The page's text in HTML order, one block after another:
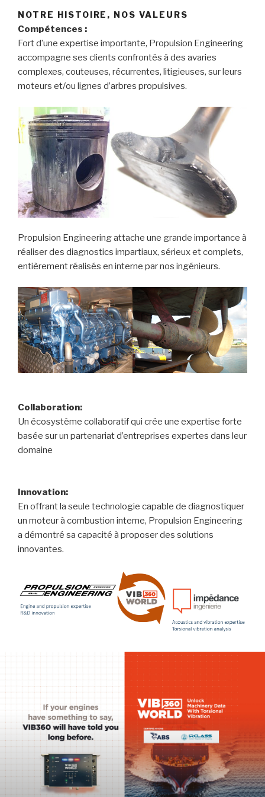
NOTRE HISTOIRE, NOS VALEURS
Compétences :
Fort d’une expertise importante, Propulsion Engineering
accompagne ses clients confrontés à des avaries
complexes, couteuses, récurrentes, litigieuses, sur leurs
moteurs et/ou lignes d’arbres propulsives.
Propulsion Engineering attache une grande importance à
réaliser des diagnostics impartiaux, sérieux et complets,
entièrement réalisés en interne par nos ingénieurs.
Collaboration:
Un écosystème collaboratif qui crée une expertise forte
basée sur un partenariat d’entreprises expertes dans leur
domaine
Innovation:
En offrant la seule technologie capable de diagnostiquer
un moteur à combustion interne, Propulsion Engineering
a démontré sa capacité à proposer des solutions
innovantes.